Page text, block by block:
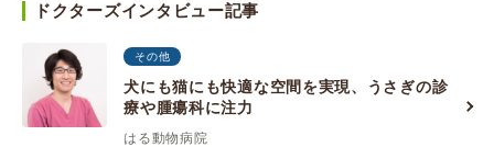
ドクターズインタビュー記事
その他
犬にも猫にも快適な空間を実現、うさぎの診
療や腫瘍科に注力
はる動物病院